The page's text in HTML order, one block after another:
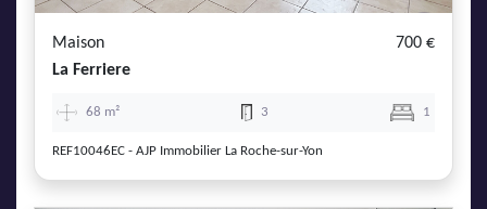
Maison
700 €
La Ferriere
68 m² 3 1
REF10046EC - AJP Immobilier La Roche-sur-Yon